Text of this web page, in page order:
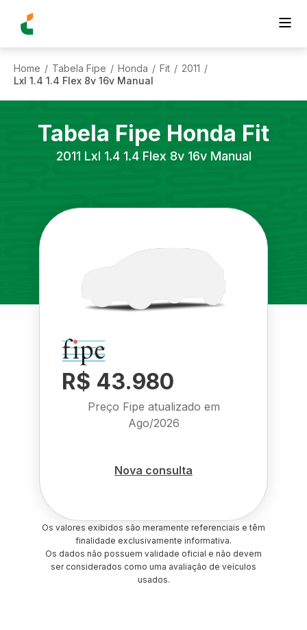
Home / Tabela Fipe / Honda / Fit / 2011 /
Lxl 1.4 1.4 Flex 8v 16v Manual
Tabela Fipe Honda Fit
2011 Lxl 1.4 1.4 Flex 8v 16v Manual
R$ 43.980
Preço Fipe atualizado em
Ago/2026
Nova consulta
Os valores exibidos são meramente referenciais e têm
finalidade exclusivamente informativa.
Os dados não possuem validade oficial e não devem
ser considerados como uma avaliação de veículos
usados.